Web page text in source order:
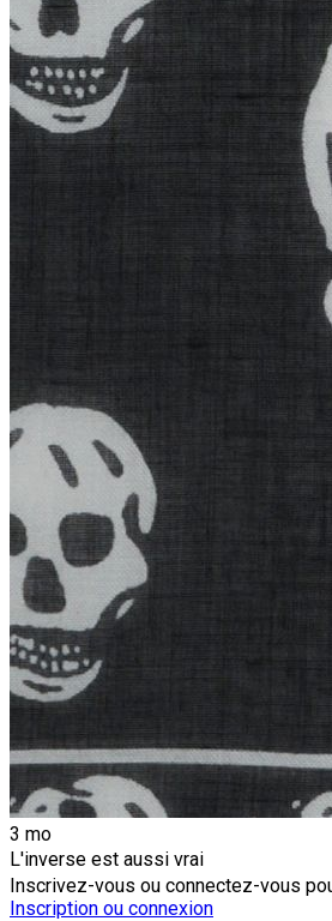
3 mo
L'inverse est aussi vrai
Inscrivez-vous ou connectez-vous
Inscription ou connexion